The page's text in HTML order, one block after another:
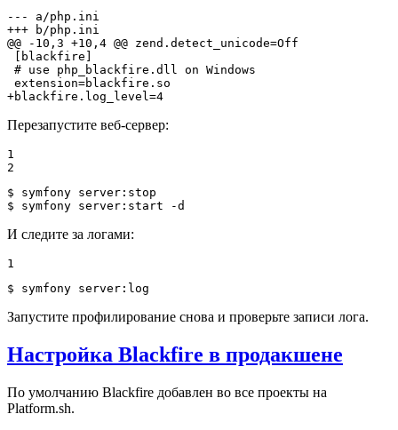
--- a/php.ini
+++ b/php.ini
@@ -10,3 +10,4 @@ zend.detect_unicode=Off
[blackfire]
# use php_blackfire.dll on Windows
+blackfire.log_level=4
Перезапустите веб-сервер:
1
2
$
$ symfony server:start -d
И следите за логами:
1
$ symfony server: log
Запустите профилирование снова и проверьте записи лога.
Настройка Blackfire в продакшене
По умолчанию Blackfire добавлен во все проекты на
Platform.sh.